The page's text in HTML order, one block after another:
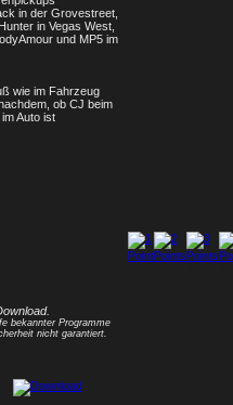
in der Grovestreet,
in Vegas West,
und MP5 im
wie im Fahrzeug
ob CJ beim
Auto ist
bekannter Programme
nicht garantiert.